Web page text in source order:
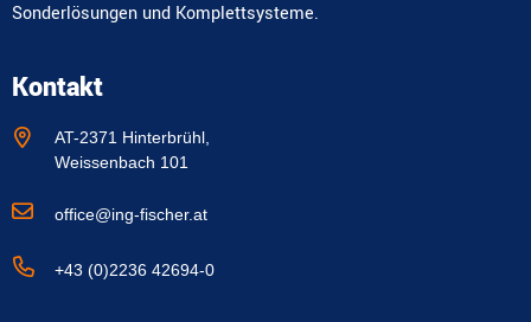
Sonderlösungen und Komplettsysteme.
Kontakt
AT-2371 Hinterbrühl,
Weissenbach 101
office@ing-fischer.at
+43 (0)2236 42694-0